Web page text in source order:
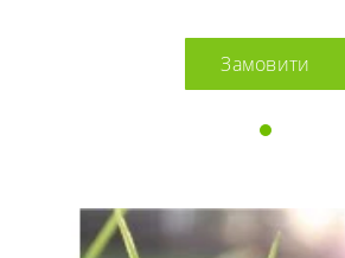
Замовити